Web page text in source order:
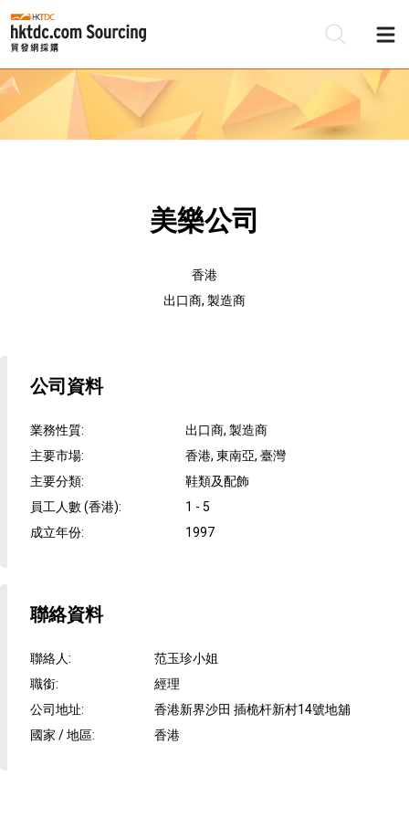
美樂公司
香港
出口商, 製造商
公司資料
業務性質:
出口商, 製造商
主要市場:
香港, 東南亞, 臺灣
主要分類:
鞋類及配飾
員工人數 (香港):
1 - 5
成立年份: 1997
聯絡資料
聯絡人:
范玉珍小姐
職銜:
經理
公司地址:
香港新界沙田 插桅杆新村14號地舖
國家 / 地區: 香港